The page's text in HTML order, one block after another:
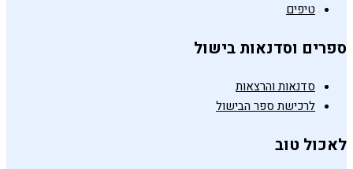
טיפים
ספרים וסדנאות בישול
סדנאות והרצאות
לרכישת ספר הבישול
לאכול טוב